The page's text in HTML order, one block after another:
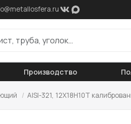
Производство
/ AISI-321, 12Х18Н10Т